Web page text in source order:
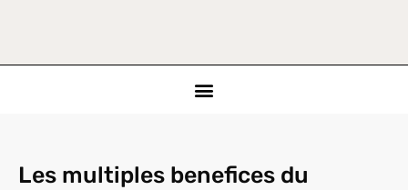
Les multiples benefices du